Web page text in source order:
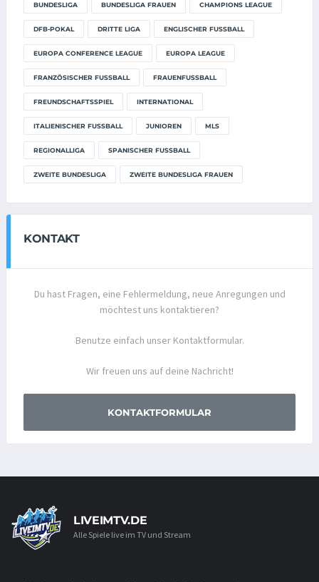
BUNDESLIGA BUNDESLIGA FRAUEN CHAMPIONS LEAGUE
DFB-POKAL DRITTE LIGA ENGLISCHER FUSSBALL
EUROPA CONFERENCE LEAGUE EUROPA LEAGUE
FRANZÖSISCHER FUSSBALL FRAUENFUSSBALL
FREUNDSCHAFTSSPIEL INTERNATIONAL
ITALIENISCHER FUSSBALL JUNIOREN MLS
REGIONALLIGA SPANISCHER FUSSBALL
ZWEITE BUNDESLIGA ZWEITE BUNDESLIGA FRAUEN
KONTAKT
Du hast Fragen, eine Fehlermeldung, neue Anregungen und
möchtest uns kontaktieren?
Benutze einfach unser Kontaktformular.
Wir freuen uns auf deine Nachricht!
KONTAKTFORMULAR
LIVEIMTV.DE
Alle Spiele live im TV und Stream